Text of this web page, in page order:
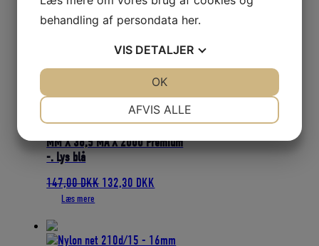
Relaterede varer
TORSKEGARN UMONT. 0,33 X 55
MM X 38,5 MA X 2000 Premium
-. Lys blå
147,00DKK Den
147,00 DKK.
132,30 DKK
132,30 DKK.
Læs mere
behandling af persondata her.
VIS DETALJER
MARKETING
AFVIS ALLE
OK